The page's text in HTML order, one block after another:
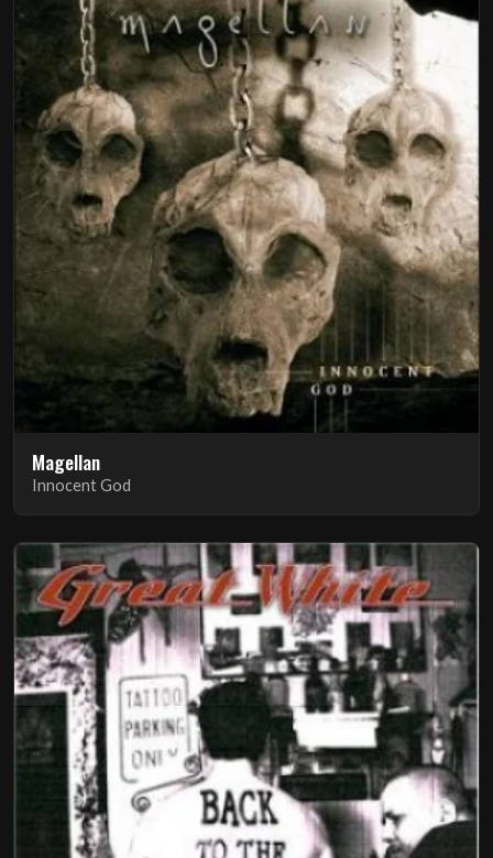
Magellan
Innocent God